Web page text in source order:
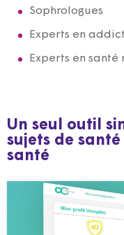
Sophrologues
Experts en
Experts en santé
Un seul outil
sujets de
santé